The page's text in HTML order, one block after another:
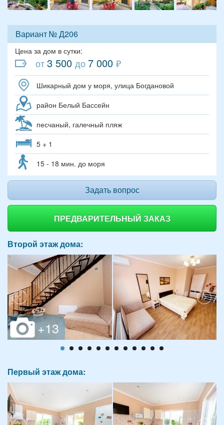
Вариант № Д206
Цена за дом в сутки:
от3 500 до 7 000 ₽
Шикарный дом у моря, улица Богдановой
район Белый Бассейн
песчаный, галечный пляж
5 + 1
15 - 18 мин. до моря
Задать вопрос
ПРЕДВАРИТЕЛЬНЫЙ ЗАКАЗ
Второй этаж дома:
Первый этаж дома: